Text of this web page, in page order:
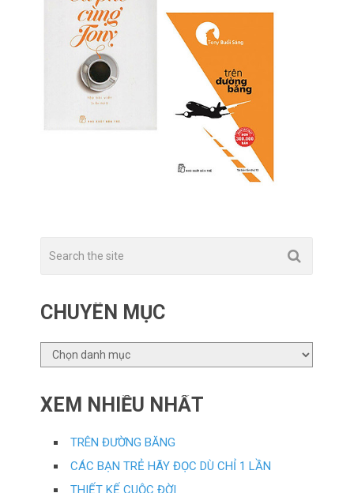
CHUYÊN MỤC
CHUYÊN
MỤC
XEM NHIỀU NHẤT
TRÊN ĐƯỜNG BĂNG
CÁC BẠN TRẺ HÃY ĐỌC DÙ CHỈ 1 LẦN
THIẾT KẾ CUỘC ĐỜI